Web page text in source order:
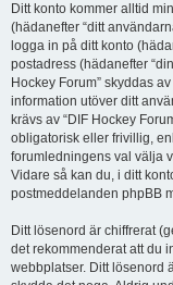
Ditt konto kommer alltid
(hädanefter “ditt
logga in på ditt konto
postadress (hädanefter
Hockey Forum” skyddas
information utöver ditt
krävs av “DIF Hockey
obligatorisk eller frivillig,
forumledningens val välja
Vidare så kan du, i ditt
postmeddelanden phpBB
Ditt lösenord är chiffrerat
det rekommenderat att du
webbplatser. Ditt lösenord